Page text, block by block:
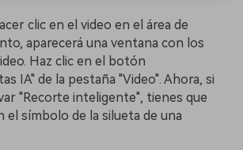
clic en el video en el área de
aparecerá una ventana con los
Haz clic en el botón
IA" de la pestaña "Video". Ahora, si
"Recorte inteligente", tienes que
el símbolo de la silueta de una